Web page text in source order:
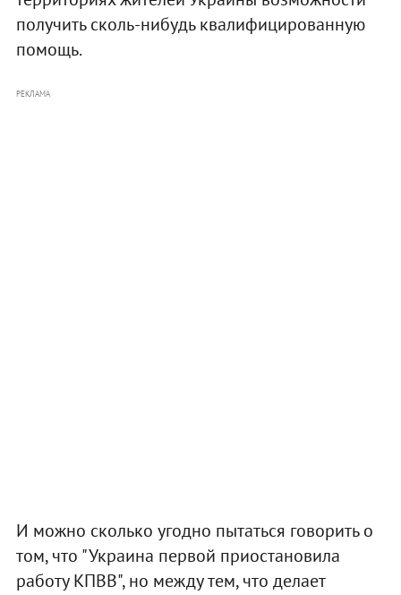
получить сколь-нибудь квалифицированную
помощь.
РЕКЛАМА
И можно сколько угодно пытаться говорить о
том, что "Украина первой приостановила
работу КПВВ", но между тем, что делает